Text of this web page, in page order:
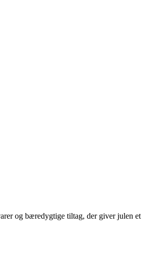
og bæredygtige tiltag, der giver julen et